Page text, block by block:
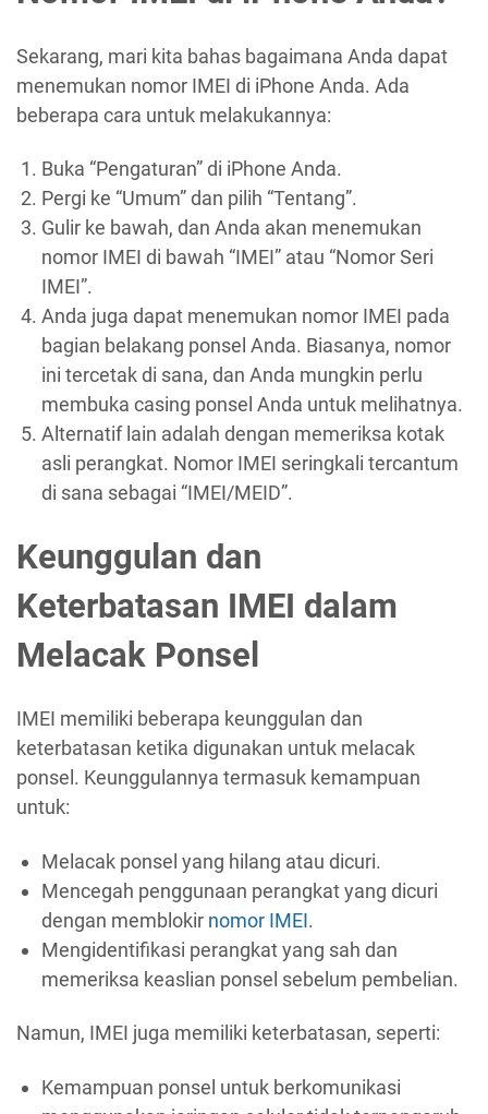
Sekarang, mari kita bahas bagaimana Anda dapat
menemukan nomor IMEI di iPhone Anda. Ada
beberapa cara untuk melakukannya:
Buka “Pengaturan” di iPhone Anda.
Pergi ke “Umum” dan pilih “Tentang”.
Gulir ke bawah, dan Anda akan menemukan
nomor IMEI di bawah “IMEI” atau “Nomor Seri
IMEI”.
Anda juga dapat menemukan nomor IMEI pada
bagian belakang ponsel Anda. Biasanya, nomor
ini tercetak di sana, dan Anda mungkin perlu
membuka casing ponsel Anda untuk melihatnya.
Alternatif lain adalah dengan memeriksa kotak
asli perangkat. Nomor IMEI seringkali tercantum
di sana sebagai “IMEI/MEID”.
Keunggulan dan
Keterbatasan IMEI dalam
Melacak Ponsel
IMEI memiliki beberapa keunggulan dan
keterbatasan ketika digunakan untuk melacak
ponsel. Keunggulannya termasuk kemampuan
untuk:
Melacak ponsel yang hilang atau dicuri.
Mencegah penggunaan perangkat yang dicuri
dengan memblokir nomor IMEI.
Mengidentifikasi perangkat yang sah dan
memeriksa keaslian ponsel sebelum pembelian.
Namun, IMEI juga memiliki keterbatasan, seperti:
Kemampuan ponsel untuk berkomunikasi